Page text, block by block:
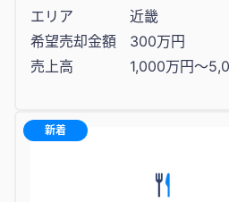
エリア
近畿
希望売却金額
300万円
売上高
1,000万円〜
新着